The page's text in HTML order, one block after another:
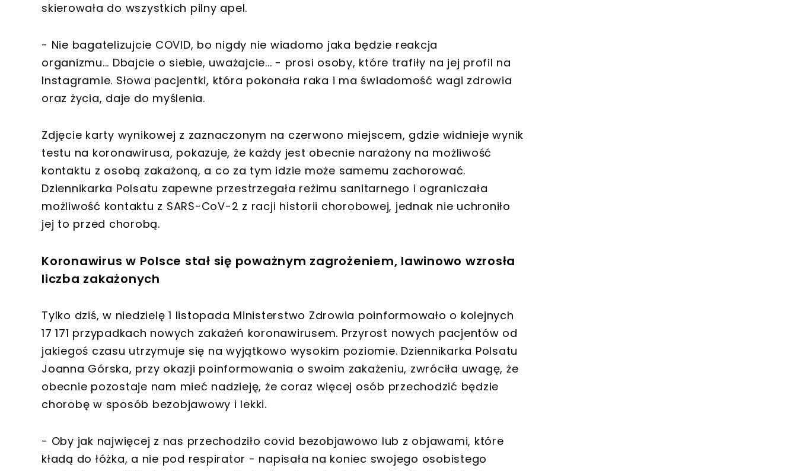
skierowała do wszystkich pilny apel.
- Nie bagatelizujcie COVID, bo nigdy nie wiadomo jaka będzie reakcja
organizmu... Dbajcie o siebie, uważajcie... - prosi osoby, które trafiły na jej profil na
Instagramie. Słowa pacjentki, która pokonała raka i ma świadomość wagi zdrowia
oraz życia, daje do myślenia.
Zdjęcie karty wynikowej z zaznaczonym na czerwono miejscem, gdzie widnieje wynik
testu na koronawirusa, pokazuje, że każdy jest obecnie narażony na możliwość
kontaktu z osobą zakażoną, a co za tym idzie może samemu zachorować.
Dziennikarka Polsatu zapewne przestrzegała reżimu sanitarnego i ograniczała
możliwość kontaktu z SARS-CoV-2 z racji historii chorobowej, jednak nie uchroniło
jej to przed chorobą.
Koronawirus w Polsce stał się poważnym zagrożeniem, lawinowo wzrosła
liczba zakażonych
Tylko dziś, w niedzielę 1 listopada Ministerstwo Zdrowia poinformowało o kolejnych
17 171 przypadkach nowych zakażeń koronawirusem. Przyrost nowych pacjentów od
jakiegoś czasu utrzymuje się na wyjątkowo wysokim poziomie. Dziennikarka Polsatu
Joanna Górska, przy okazji poinformowania o swoim zakażeniu, zwróciła uwagę, że
obecnie pozostaje nam mieć nadzieję, że coraz więcej osób przechodzić będzie
chorobę w sposób bezobjawowy i lekki.
- Oby jak najwięcej z nas przechodziło covid bezobjawowo lub z objawami, które
kładą do łóżka, a nie pod respirator - napisała na koniec swojego osobistego